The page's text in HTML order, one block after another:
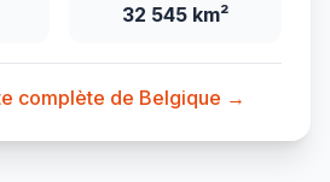
32 545 km²
complète de Belgique →